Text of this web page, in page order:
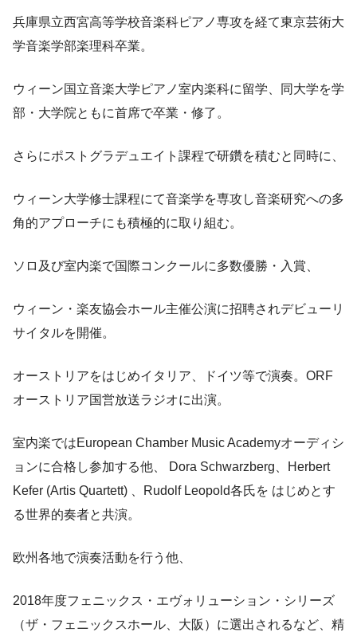
兵庫県立西宮高等学校音楽科ピアノ専攻を経て東京芸術大
学音楽学部楽理科卒業。
ウィーン国立音楽大学ピアノ室内楽科に留学、同大学を学
部・大学院ともに首席で卒業・修了。
さらにポストグラデュエイト課程で研鑽を積むと同時に、
ウィーン大学修士課程にて音楽学を専攻し音楽研究への多
角的アプローチにも積極的に取り組む。
ソロ及び室内楽で国際コンクールに多数優勝・入賞、
ウィーン・楽友協会ホール主催公演に招聘されデビューリ
サイタルを開催。
オーストリアをはじめイタリア、ドイツ等で演奏。ORF
オーストリア国営放送ラジオに出演。
室内楽ではEuropean Chamber Music Academyオーディシ
ョンに合格し参加する他、 Dora Schwarzberg、Herbert
Kefer (Artis Quartett) 、Rudolf Leopold各氏を はじめとす
る世界的奏者と共演。
欧州各地で演奏活動を行う他、
2018年度フェニックス・エヴォリューション・シリーズ
（ザ・フェニックスホール、大阪）に選出されるなど、精